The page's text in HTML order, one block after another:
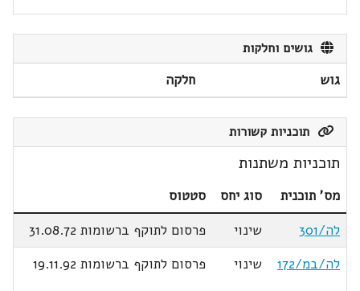
גושים וחלקות
גוש חלקה
תוכניות קשורות
תוכניות משתנות
מס' תוכנית סוג יחס
סטטוס
לה/301
שינוי
פרסום לתוקף ברשומות 31.08.72
לה/במ/172
שינוי פרסום לתוקף ברשומות 19.11.92